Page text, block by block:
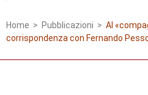
Home > Pubblicazioni > Al
corrispondenza con Fernando